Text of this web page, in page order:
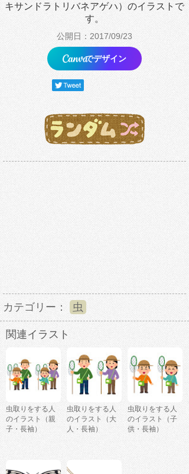
キサンドラトリバネアゲハ）のイラストで
す。
公開日：2017/09/23
でデザイン
カテゴリー： 虫
関連イラスト
虫取りをする人
のイラスト（親
子・長袖）
虫取りをする人
のイラスト（大
人・長袖）
虫取りをする人
のイラスト（子
供・長袖）